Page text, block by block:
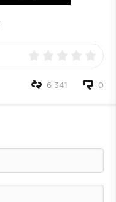
0
6 341